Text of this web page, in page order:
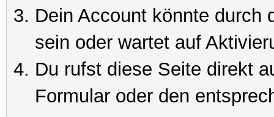
Dein Account könnte durch
sein oder wartet auf
Du rufst diese Seite direkt
Formular oder den